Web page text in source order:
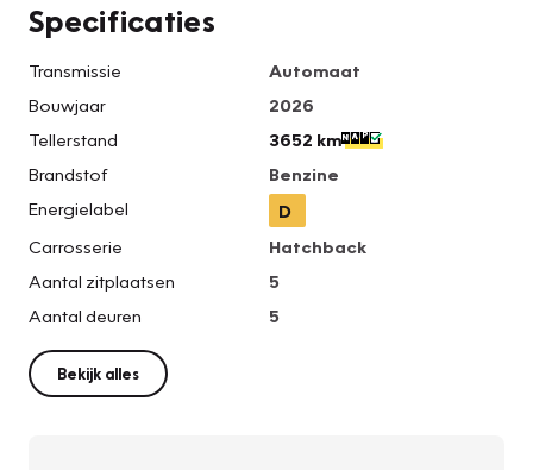
Specificaties
Transmissie
Automaat
Bouwjaar
2026
Tellerstand
3652 km
Brandstof
Benzine
Energielabel
D
Carrosserie
Hatchback
Aantal zitplaatsen
5
Aantal deuren
5
Bekijk alles